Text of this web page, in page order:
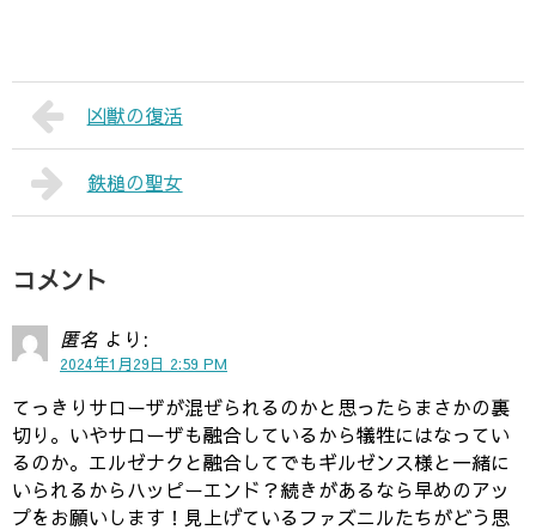
凶獣の復活
鉄槌の聖女
コメント
匿名 より:
2024年1月29日 2:59 PM
てっきりサローザが混ぜられるのかと思ったらまさかの裏
切り。いやサローザも融合しているから犠牲にはなってい
るのか。エルゼナクと融合してでもギルゼンス様と一緒に
いられるからハッピーエンド？続きがあるなら早めのアッ
プをお願いします！見上げているファズニルたちがどう思